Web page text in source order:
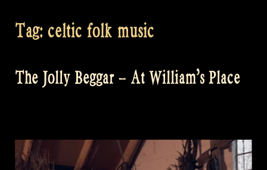
Tag: celtic folk music
The Jolly Beggar – At William’s Place